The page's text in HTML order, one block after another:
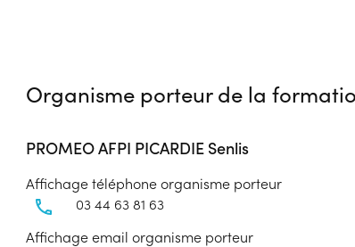
Organisme porteur de la
PROMEO AFPI PICARDIE Senlis
Affichage téléphone organisme porteur
03 44 63 81 63
Affichage email organisme porteur